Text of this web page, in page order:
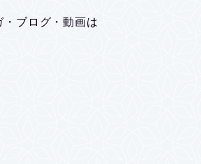
・ブログ・動画は